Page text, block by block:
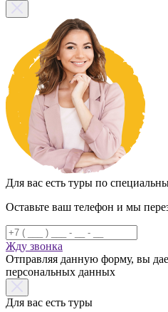
Для вас есть туры по
Оставьте ваш телефон и мы
Жду звонка
Отправляя данную форму, вы
персональных данных
Для вас есть туры